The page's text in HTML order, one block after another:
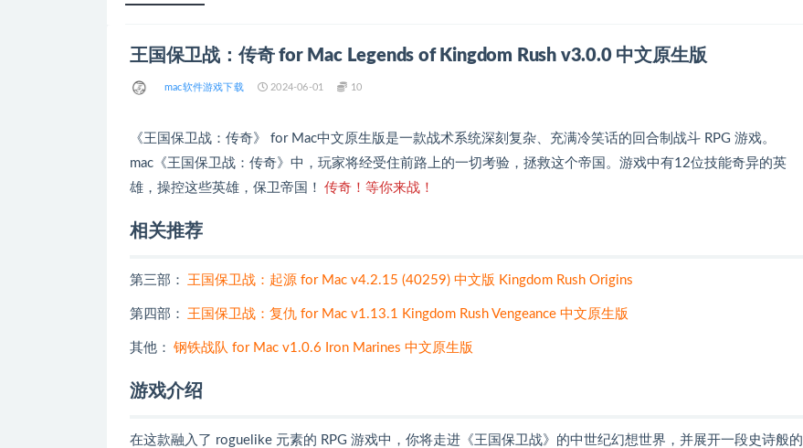
王国保卫战：传奇 for Mac Legends of Kingdom Rush v3.0.0 中文原生版
mac软件游戏下载 2024-06-01 10
《王国保卫战：传奇》 for Mac中文原生版是一款战术系统深刻复杂、充满冷笑话的回合制战斗 RPG 游戏。
mac《王国保卫战：传奇》中，玩家将经受住前路上的一切考验，拯救这个帝国。游戏中有12位技能奇异的英
雄，操控这些英雄，保卫帝国！ 传奇！等你来战！
相关推荐
第三部： 王国保卫战：起源 for Mac v4.2.15 (40259) 中文版 Kingdom Rush Origins
第四部： 王国保卫战：复仇 for Mac v1.13.1 Kingdom Rush Vengeance 中文原生版
其他： 钢铁战队 for Mac v1.0.6 Iron Marines 中文原生版
游戏介绍
在这款融入了 roguelike 元素的 RPG 游戏中，你将走进《王国保卫战》的中世纪幻想世界，并展开一段史诗般的